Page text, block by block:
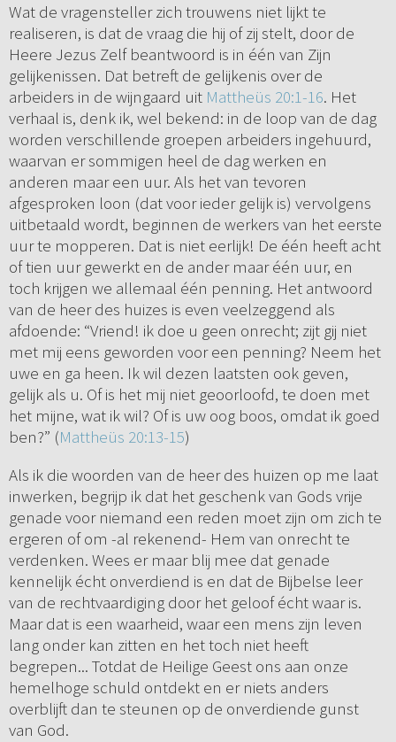
Wat de vragensteller zich trouwens niet lijkt te
realiseren, is dat de vraag die hij of zij stelt, door de
Heere Jezus Zelf beantwoord is in één van Zijn
gelijkenissen. Dat betreft de gelijkenis over de
arbeiders in de wijngaard uit Mattheüs 20:1-16. Het
verhaal is, denk ik, wel bekend: in de loop van de dag
worden verschillende groepen arbeiders ingehuurd,
waarvan er sommigen heel de dag werken en
anderen maar een uur. Als het van tevoren
afgesproken loon (dat voor ieder gelijk is) vervolgens
uitbetaald wordt, beginnen de werkers van het eerste
uur te mopperen. Dat is niet eerlijk! De één heeft acht
of tien uur gewerkt en de ander maar één uur, en
toch krijgen we allemaal één penning. Het antwoord
van de heer des huizes is even veelzeggend als
afdoende: “Vriend! ik doe u geen onrecht; zijt gij niet
met mij eens geworden voor een penning? Neem het
uwe en ga heen. Ik wil dezen laatsten ook geven,
gelijk als u. Of is het mij niet geoorloofd, te doen met
het mijne, wat ik wil? Of is uw oog boos, omdat ik goed
ben?” (Mattheüs 20:13-15)
Als ik die woorden van de heer des huizen op me laat
inwerken, begrijp ik dat het geschenk van Gods vrije
genade voor niemand een reden moet zijn om zich te
ergeren of om -al rekenend- Hem van onrecht te
verdenken. Wees er maar blij mee dat genade
kennelijk écht onverdiend is en dat de Bijbelse leer
van de rechtvaardiging door het geloof écht waar is.
Maar dat is een waarheid, waar een mens zijn leven
lang onder kan zitten en het toch niet heeft
begrepen... Totdat de Heilige Geest ons aan onze
hemelhoge schuld ontdekt en er niets anders
overblijft dan te steunen op de onverdiende gunst
van God.